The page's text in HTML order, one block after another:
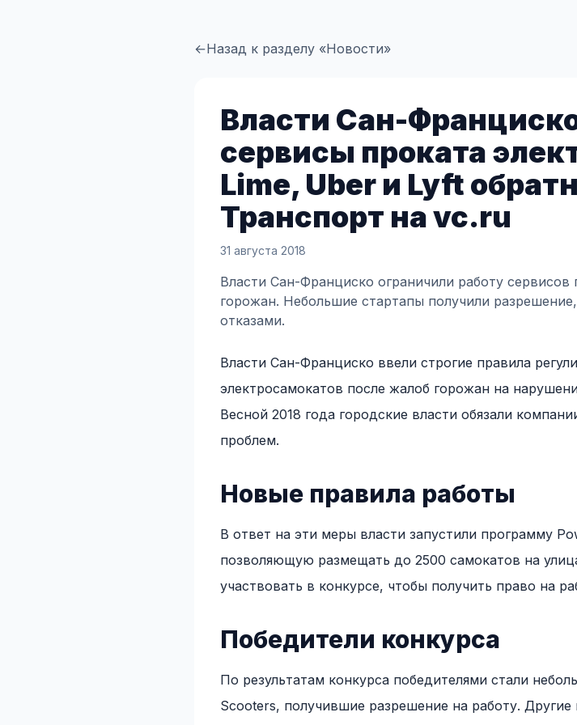
←Назад к разделу «Новости»
Власти Сан-
сервисы проката
Lime, Uber и Lyft
Транспорт на vc.ru
31 августа 2018
Власти Сан-Франциско ограничили работу сервисов
горожан. Небольшие стартапы получили
отказами.
Власти Сан-Франциско ввели строгие правила
электросамокатов после жалоб горожан на
Весной 2018 года городские власти обязали
проблем.
Новые правила работы
В ответ на эти меры власти запустили программу
позволяющую размещать до 2500 самокатов на
участвовать в конкурсе, чтобы получить право на
Победители конкурса
По результатам конкурса победителями стали
Scooters, получившие разрешение на работу.